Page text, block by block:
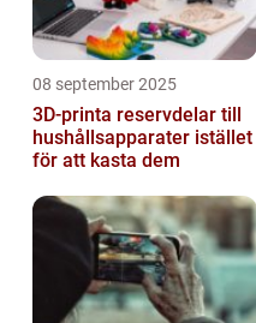
08 september 2025
3D-printa reservdelar till
hushållsapparater istället
för att kasta dem